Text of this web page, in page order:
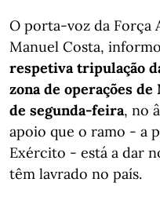
O porta-voz da Força
Manuel Costa,
respetiva tripulação
zona de operações
de segunda-feira, no
apoio que o ramo - a
Exército - está a dar
têm lavrado no país.